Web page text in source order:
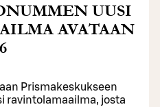
UUSI
AVATAAN
Prismakeskukseen
ravintolamaailma, josta